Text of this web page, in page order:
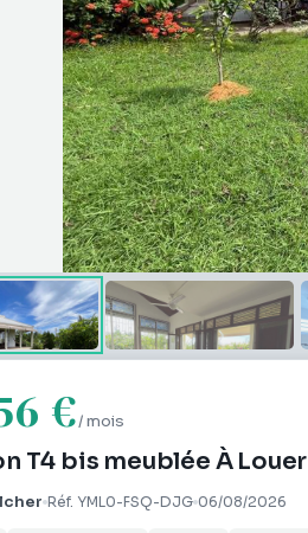
€/ mois
T4 bis meublée À Louer
Réf. YML0-FSQ-DJG 06/08/2026